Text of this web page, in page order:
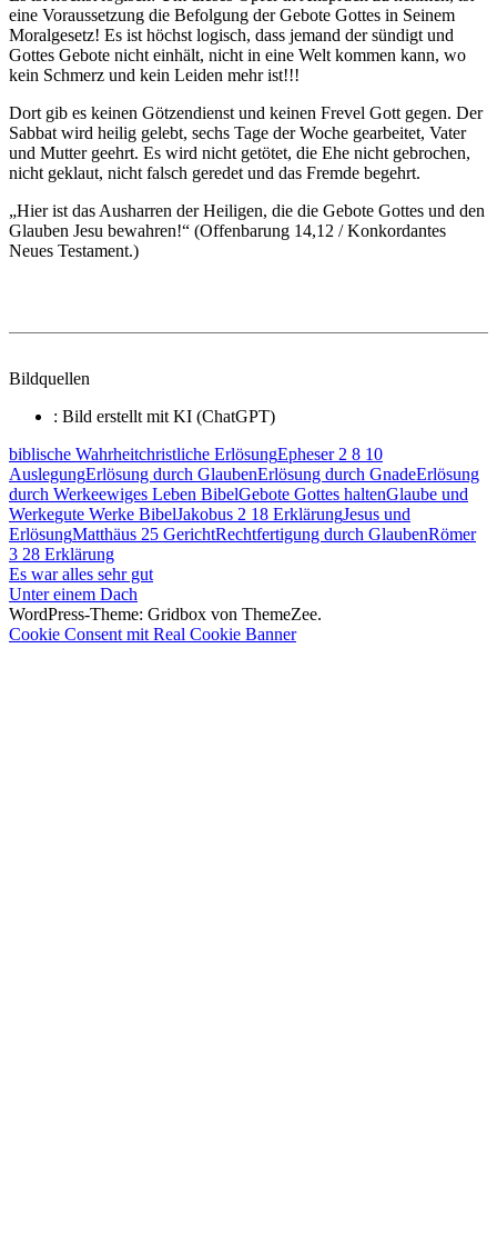
eine Voraussetzung die Befolgung der Gebote Gottes in Seinem
Moralgesetz! Es ist höchst logisch, dass jemand der sündigt und
Gottes Gebote nicht einhält, nicht in eine Welt kommen kann, wo
kein Schmerz und kein Leiden mehr ist!!!
Dort gib es keinen Götzendienst und keinen Frevel Gott gegen. Der
Sabbat wird heilig gelebt, sechs Tage der Woche gearbeitet, Vater
und Mutter geehrt. Es wird nicht getötet, die Ehe nicht gebrochen,
nicht geklaut, nicht falsch geredet und das Fremde begehrt.
„Hier ist das Ausharren der Heiligen, die die Gebote Gottes und den
Glauben Jesu bewahren!“ (Offenbarung 14,12 / Konkordantes
Neues Testament.)
Bildquellen
: Bild erstellt mit KI (ChatGPT)
biblische Wahrheitchristliche ErlösungEpheser 2 8 10
AuslegungErlösung durch GlaubenErlösung durch GnadeErlösung
durch Werkeewiges Leben BibelGebote Gottes haltenGlaube und
Werkegute Werke BibelJakobus 2 18 ErklärungJesus und
ErlösungMatthäus 25 GerichtRechtfertigung durch GlaubenRömer
3 28 Erklärung
Beitragsnavigation
Vorheriger
Beitrag:
Es war alles sehr gut
Nächster
Beitrag:
Unter einem Dach
WordPress-Theme: Gridbox von ThemeZee.
Cookie Consent mit Real Cookie Banner